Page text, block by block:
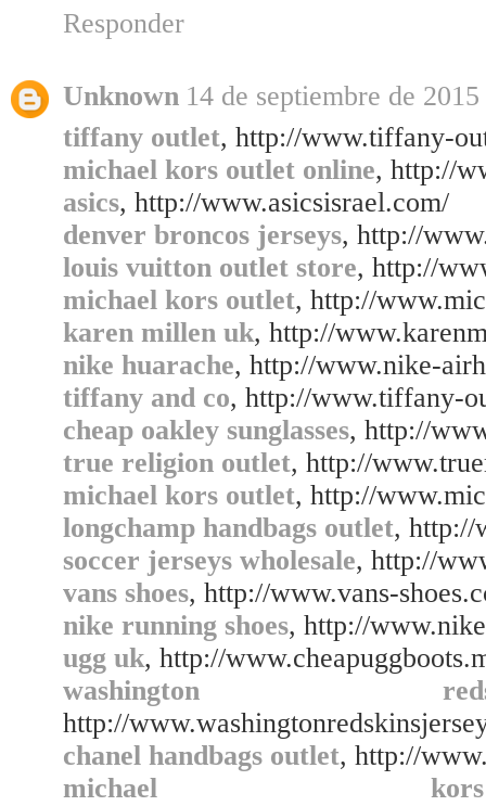
Responder
Unknown 14 de septiembre de
tiffany outlet, http://www.tiffany-
michael kors outlet online, http://
asics, http://www.asicsisrael.com/
denver broncos jerseys, http://
louis vuitton outlet store, http://
michael kors outlet, http://
karen millen uk, http://
nike huarache, http://www.nike-
tiffany and co, http://www.tiffany-
cheap oakley sunglasses, http://
true religion outlet, http://
michael kors outlet, http://
longchamp handbags outlet, http://
soccer jerseys wholesale, http://
vans shoes, http://www.vans-
nike running shoes, http://
ugg uk, http://
washington
http://
chanel handbags outlet, http://
michael